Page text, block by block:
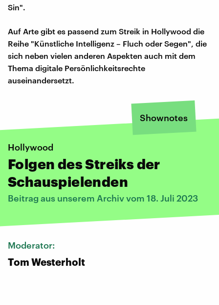
Sin".
Auf Arte gibt es passend zum Streik in Hollywood die
Reihe "Künstliche Intelligenz – Fluch oder Segen", die
sich neben vielen anderen Aspekten auch mit dem
Thema digitale Persönlichkeitsrechte
auseinandersetzt.
Shownotes
Hollywood
Folgen des Streiks der
Schauspielenden
Beitrag aus unserem Archiv vom 18. Juli 2023
Moderator:
Tom Westerholt